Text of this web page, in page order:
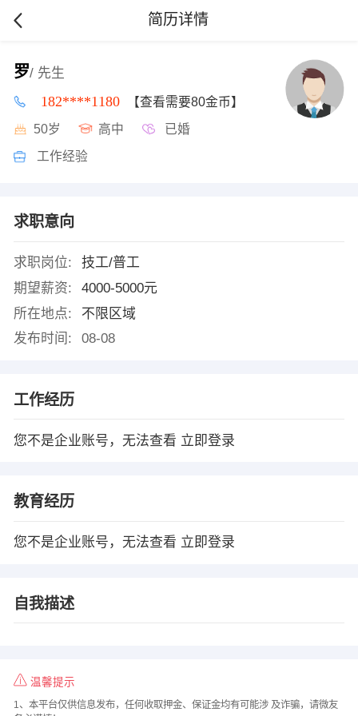
简历详情
罗/ 先生
182****1180 【查看需要80金币】
50岁 高中 已婚
工作经验
求职意向
求职岗位:
技工/普工
期望薪资:
4000-5000元
所在地点:
不限区域
发布时间:
08-08
工作经历
您不是企业账号，无法查看 立即登录
教育经历
您不是企业账号，无法查看 立即登录
自我描述
温馨提示
1、本平台仅供信息发布，任何收取押金、保证金均有可能涉 及诈骗，请微友